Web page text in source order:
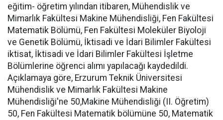
eğitim- öğretim yılından itibaren, Mühendislik ve
Mimarlık Fakültesi Makine Mühendisliği, Fen Fakültesi
Matematik Bölümü, Fen Fakültesi Moleküler Biyoloji
ve Genetik Bölümü, İktisadi ve İdari Bilimler Fakültesi
iktisat, İktisadi ve İdari Bilimler Fakültesi İşletme
Bölümlerine öğrenci alımı yapılacağı kaydedildi.
Açıklamaya göre, Erzurum Teknik Üniversitesi
Mühendislik ve Mimarlık Fakültesi Makine
Mühendisliği'ne 50,Makine Mühendisliği (II. Öğretim)
50, Fen Fakültesi Matematik bölümüne 50, Matematik